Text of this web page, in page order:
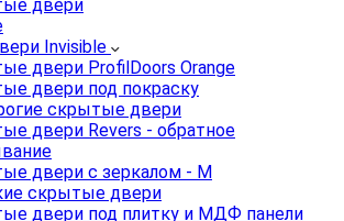
двери
Invisible
двери ProfilDoors Orange
двери под покраску
скрытые двери
двери Revers - обратное
двери с зеркалом - M
скрытые двери
двери под плитку и МДФ панели